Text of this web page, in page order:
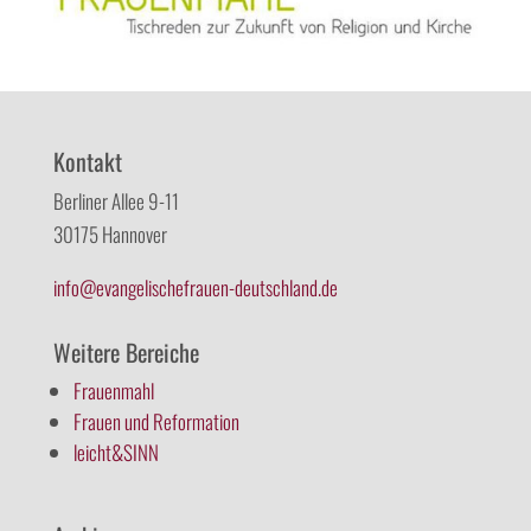
Kontakt
Berliner Allee 9-11
30175 Hannover
info@evangelischefrauen-deutschland.de
Weitere Bereiche
Frauenmahl
Frauen und Reformation
leicht&SINN